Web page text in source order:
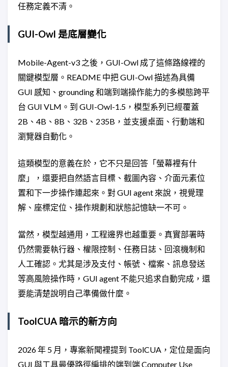
任務定義不清。
GUI-Owl 是底層變化
Mobile-Agent-v3 之後，GUI-Owl 成了這條路線裡的
關鍵模型層。README 中把 GUI-Owl 描述為具備
GUI 感知、grounding 和端到端操作能力的多模態跨平
台 GUI VLM。到 GUI-Owl-1.5，模型系列已經覆蓋
2B、4B、8B、32B、235B，並支援桌面、行動端和
瀏覽器自動化。
這類模型的意義在於，它不只是回答「螢幕裡有什
麼」，還要把自然語言目標、截圖內容、介面元素位
置和下一步操作連起來。對 GUI agent 來說，視覺理
解、座標定位、操作規劃和狀態記憶缺一不可。
當然，模型越通用，工程邊界也越重要。真實部署時
仍然需要執行器、權限控制、任務日誌、回滾機制和
人工確認。尤其是涉及支付、帳號、檔案、訊息發送
等高風險操作時，GUI agent 不能只追求自動完成，還
要能清楚說明自己準備做什麼。
ToolCUA 暗示的新方向
2026 年 5 月，專案新聞裡提到 ToolCUA，定位是面向
GUI 與工具最優路徑編排的端到端 Computer Use